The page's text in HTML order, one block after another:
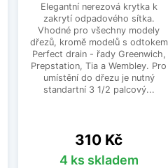
Elegantní nerezová krytka k
zakrytí odpadového sítka.
Vhodné pro všechny modely
dřezů, kromě modelů s odtokem
Perfect drain - řady Greenwich,
Prepstation, Tia a Wembley. Pro
umístění do dřezu je nutný
standartní 3 1/2 palcový...
Cena
310 Kč
4 ks skladem